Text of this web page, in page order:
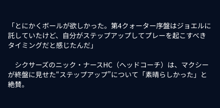
「とにかくボールが欲しかった。第4クォーター序盤はジョエルに
託していたけど、自分がステップアップしてプレーを起こすべき
タイミングだと感じたんだ」
シクサーズのニック・ナースHC（ヘッドコーチ）は、マクシー
が終盤に見せた“ステップアップ”について「素晴らしかった」と
絶賛。